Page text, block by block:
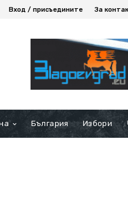
Вход / присъедините За
България Избори